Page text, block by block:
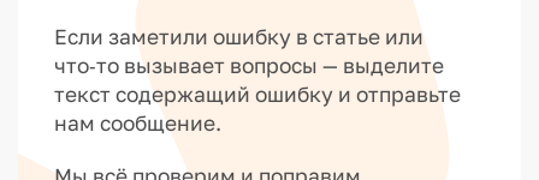
Если заметили ошибку в статье или
что‑то вызывает вопросы — выделите
текст содержащий ошибку и отправьте
нам сообщение.